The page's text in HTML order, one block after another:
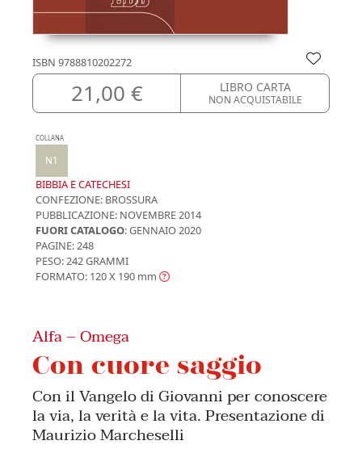
ISBN 9788810202272
21,00 € LIBRO CARTA
NON ACQUISTABILE
COLLANA
N1
BIBBIA E CATECHESI
CONFEZIONE: BROSSURA
PUBBLICAZIONE: NOVEMBRE 2014
FUORI CATALOGO: GENNAIO 2020
PAGINE: 248
PESO: 242 GRAMMI
FORMATO: 120 X 190 mm
Alfa – Omega
Con cuore saggio
Con il Vangelo di Giovanni per conoscere
la via, la verità e la vita. Presentazione di
Maurizio Marcheselli